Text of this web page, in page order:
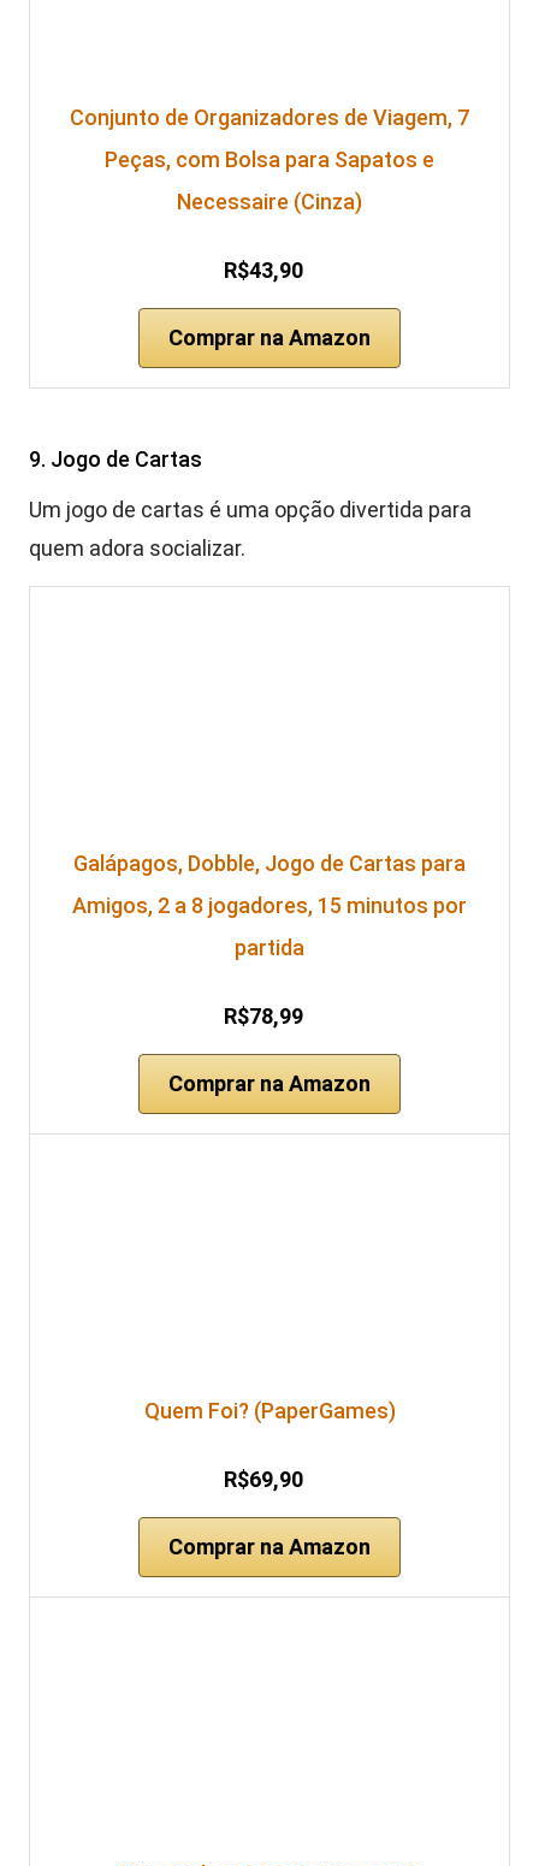
Conjunto de Organizadores de Viagem, 7
Peças, com Bolsa para Sapatos e
Necessaire (Cinza)
R$43,90
Comprar na Amazon
9. Jogo de Cartas
Um jogo de cartas é uma opção divertida para
quem adora socializar.
Galápagos, Dobble, Jogo de Cartas para
Amigos, 2 a 8 jogadores, 15 minutos por
partida
R$78,99
Comprar na Amazon
Quem Foi? (PaperGames)
R$69,90
Comprar na Amazon